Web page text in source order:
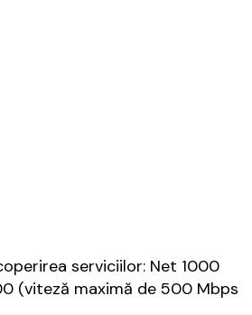
serviciilor: Net 1000
(viteză maximă de 500 Mbps